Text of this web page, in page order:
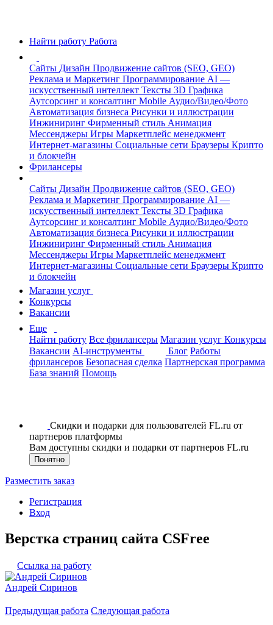
Найти работу Работа
Сайты Дизайн Продвижение сайтов (SEO, GEO)
Реклама и Маркетинг Программирование AI —
искусственный интеллект Тексты 3D Графика
Аутсорсинг и консалтинг Mobile Аудио/Видео/Фото
Автоматизация бизнеса Рисунки и иллюстрации
Инжиниринг Фирменный стиль Анимация
Мессенджеры Игры Маркетплейс менеджмент
Интернет-магазины Социальные сети Браузеры Крипто
и блокчейн
Фрилансеры
Сайты Дизайн Продвижение сайтов (SEO, GEO)
Реклама и Маркетинг Программирование AI —
искусственный интеллект Тексты 3D Графика
Аутсорсинг и консалтинг Mobile Аудио/Видео/Фото
Автоматизация бизнеса Рисунки и иллюстрации
Инжиниринг Фирменный стиль Анимация
Мессенджеры Игры Маркетплейс менеджмент
Интернет-магазины Социальные сети Браузеры Крипто
и блокчейн
Магазин услуг
Конкурсы
Вакансии
Еще
Найти работу Все фрилансеры Магазин услуг Конкурсы
Вакансии AI-инструменты Блог Работы
фрилансеров Безопасная сделка Партнерская программа
База знаний Помощь
Скидки и подарки для пользователей FL.ru от
партнеров платформы
Вам доступны скидки и подарки от партнеров FL.ru
Понятно
Разместить заказ
Регистрация
Вход
Верстка страниц сайта CSFree
Ссылка на работу
Андрей Сиринов
Предыдущая работа Следующая работа